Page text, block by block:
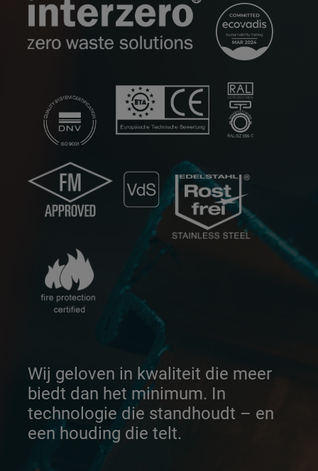
Wij geloven in kwaliteit die meer
biedt dan het minimum. In
technologie die standhoudt – en
een houding die telt.